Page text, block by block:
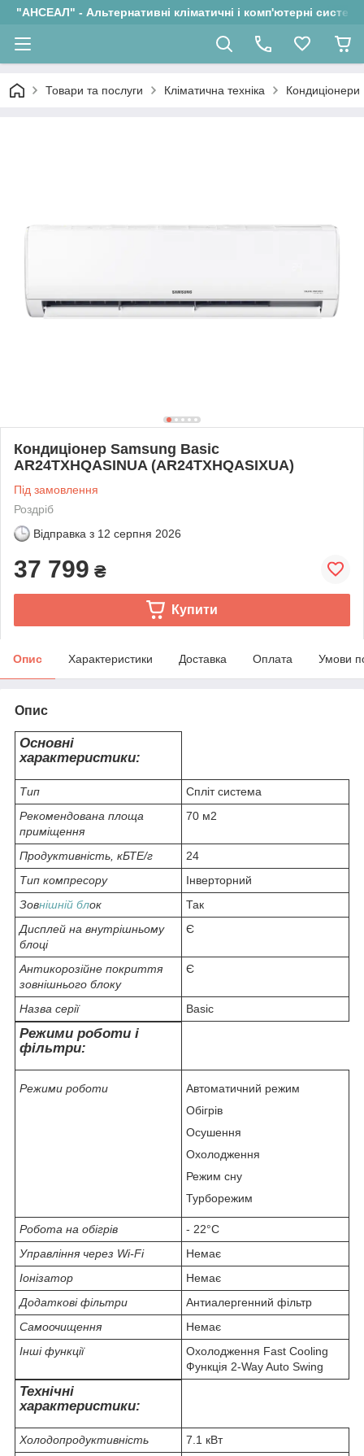
"АНСЕАЛ" - Альтернативні кліматичні і комп'ютерні системи
Товари та послуги Кліматична техніка Кондиціонери
Кондиціонер Samsung Basic
AR24TXHQASINUA (AR24TXHQASIXUA)
Під замовлення
Роздріб
Відправка з 12 серпня 2026
37 799 ₴
Купити
Опис Характеристики Доставка Оплата Умови
Опис
Основні
характеристики:
Тип
Спліт система
Рекомендована площа
приміщення
70 м2
Продуктивність, кБТЕ/г
24
Тип компресору
Інверторний
Зовнішній блок
Так
Дисплей на внутрішньому
блоці
Є
Антикорозійне покриття
зовнішнього блоку
Є
Назва серії Basic
Режими роботи і
фільтри:
Режими роботи
Автоматичний режим
Обігрів
Осушення
Охолодження
Режим сну
Турборежим
Робота на обігрів
- 22°C
Управління через Wi-Fi
Немає
Іонізатор
Немає
Додаткові фільтри
Антиалергенний фільтр
Самоочищення
Немає
Інші функції
Охолодження Fast Cooling
Функція 2-Way Auto Swing
Технічні
характеристики:
Холодопродуктивність
7.1 кВт